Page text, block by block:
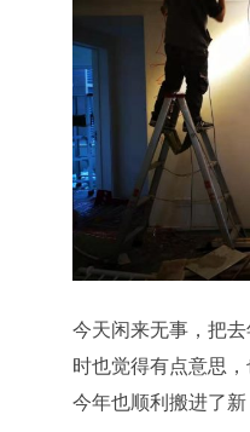
今天闲来无事，把
时也觉得有点意思
今年也顺利搬进了